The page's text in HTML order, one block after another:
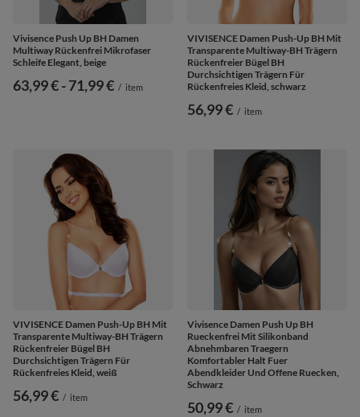
Vivisence Push Up BH Damen
Multiway Rückenfrei Mikrofaser
Schleife Elegant, beige
ab
63,99 €-bis
71,99 € / item
VIVISENCE Damen Push-Up BH Mit
Transparente Multiway-BH Trägern
Rückenfreier Bügel BH
Durchsichtigen Trägern Für
Rückenfreies Kleid, schwarz
56,99 € / item
VIVISENCE Damen Push-Up BH Mit
Transparente Multiway-BH Trägern
Rückenfreier Bügel BH
Durchsichtigen Trägern Für
Rückenfreies Kleid, weiß
56,99 € / item
Vivisence Damen Push Up BH
Rueckenfrei Mit Silikonband
Abnehmbaren Traegern
Komfortabler Halt Fuer
Abendkleider Und Offene Ruecken,
Schwarz
50,99 € / item